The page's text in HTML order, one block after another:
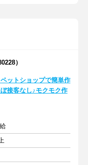
）
ペットショップで簡単作
接客なし♪モクモク作